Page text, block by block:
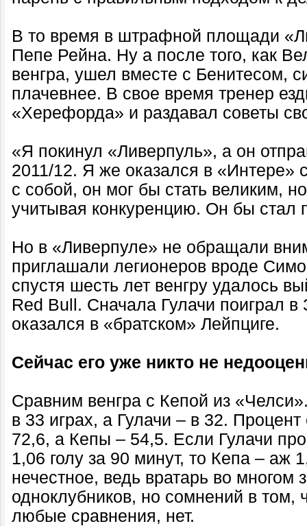
В то время в штрафной площади
Пепе Рейна. Ну а после того, как
венгра, ушел вместе с Бенитесом,
плачевнее. В свое время тренер
«Херефорда» и раздавал советы
«Я покинул «Ливерпуль», а он
2011/12. Я же оказался в «Интере»
с собой, он мог бы стать великим,
учитывая конкуренцию. Он бы стал
Но в «Ливерпуле» не обращали
приглашали легионеров вроде
спустя шесть лет венгру удалось
Red Bull. Сначала Гулачи поиграл в
оказался в «братском» Лейпциге.
Сейчас его уже никто не
Сравним венгра с Кепой из
в 33 играх, а Гулачи – в 32. Процент
72,6, а Кепы – 54,5. Если Гулачи
1,06 голу за 90 минут, то Кепа – аж
нечестное, ведь вратарь во многом
одноклубников, но сомнений в том,
любые сравнения, нет.